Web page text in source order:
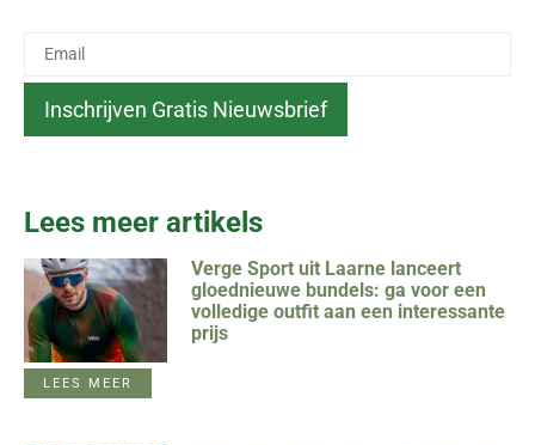
Lees meer artikels
Verge Sport uit Laarne lanceert
gloednieuwe bundels: ga voor een
volledige outfit aan een interessante
prijs
LEES MEER